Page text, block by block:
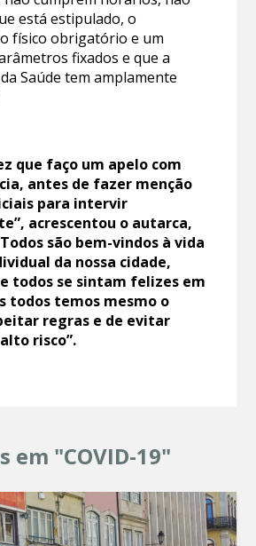
está estipulado, o
físico obrigatório e um
fixados e que a
Saúde tem amplamente
que faço um apelo com
antes de fazer menção
para intervir
acrescentou o autarca,
são bem-vindos à vida
da nossa cidade,
todos se sintam felizes em
todos temos mesmo o
regras e de evitar
risco”.
em "COVID-19"